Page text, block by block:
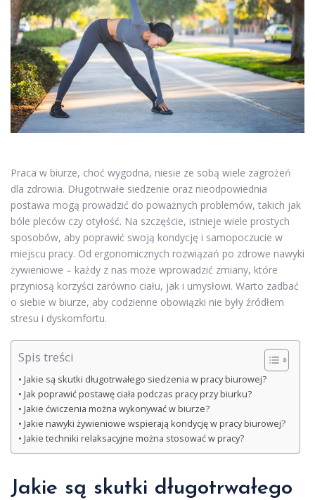
Praca w biurze, choć wygodna, niesie ze sobą wiele zagrożeń
dla zdrowia. Długotrwałe siedzenie oraz nieodpowiednia
postawa mogą prowadzić do poważnych problemów, takich jak
bóle pleców czy otyłość. Na szczęście, istnieje wiele prostych
sposobów, aby poprawić swoją kondycję i samopoczucie w
miejscu pracy. Od ergonomicznych rozwiązań po zdrowe nawyki
żywieniowe – każdy z nas może wprowadzić zmiany, które
przyniosą korzyści zarówno ciału, jak i umysłowi. Warto zadbać
o siebie w biurze, aby codzienne obowiązki nie były źródłem
stresu i dyskomfortu.
Spis treści
Jakie są skutki długotrwałego siedzenia w pracy biurowej?
Jak poprawić postawę ciała podczas pracy przy biurku?
Jakie ćwiczenia można wykonywać w biurze?
Jakie nawyki żywieniowe wspierają kondycję w pracy biurowej?
Jakie techniki relaksacyjne można stosować w pracy?
Jakie są skutki długotrwałego